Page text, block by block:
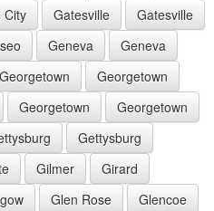
City Gatesville
Gatesville
Geneva
Geneva
Georgetown
Georgetown
Georgetown
Georgetown
Gettysburg
Gilmer
Girard
Glen Rose
Glencoe